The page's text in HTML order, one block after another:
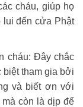
cháu, giúp họ
đến cửa Phật
cháu: Đây chắc
biệt tham gia bởi
và biết ơn với
còn là dịp để